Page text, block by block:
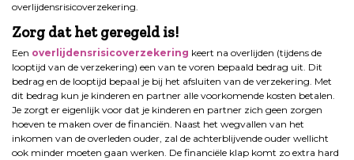
overlijdensrisicoverzekering.
Zorg dat het geregeld is!
Een overlijdensrisicoverzekering keert na overlijden (tijdens de
looptijd van de verzekering) een van te voren bepaald bedrag uit. Dit
bedrag en de looptijd bepaal je bij het afsluiten van de verzekering. Met
dit bedrag kun je kinderen en partner alle voorkomende kosten betalen.
Je zorgt er eigenlijk voor dat je kinderen en partner zich geen zorgen
hoeven te maken over de financiën. Naast het wegvallen van het
inkomen van de overleden ouder, zal de achterblijvende ouder wellicht
ook minder moeten gaan werken. De financiële klap komt zo extra hard